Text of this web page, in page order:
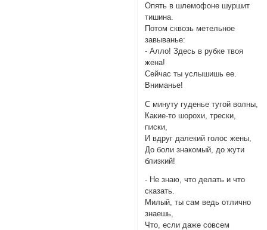
Опять в шлемофоне шуршит
тишина.
Потом сквозь метельное
завыванье:
- Алло! Здесь в рубке твоя
жена!
Сейчас ты услышишь ее.
Вниманье!
С минуту гуденье тугой волны,
Какие-то шорохи, трески,
писки,
И вдруг далекий голос жены,
До боли знакомый, до жути
близкий!
- Не знаю, что делать и что
сказать.
Милый, ты сам ведь отлично
знаешь,
Что, если даже совсем